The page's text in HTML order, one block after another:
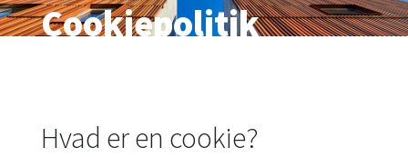
Cookiepolitik
Hvad er en cookie?